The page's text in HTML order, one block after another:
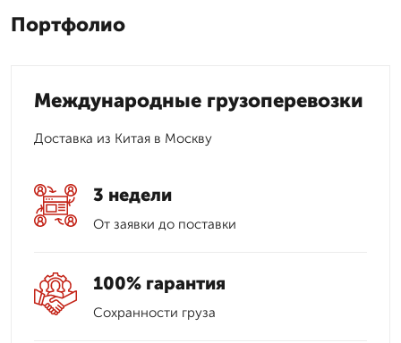
Портфолио
Международные грузоперевозки
Доставка из Китая в Москву
3 недели
От заявки до поставки
100% гарантия
Сохранности груза